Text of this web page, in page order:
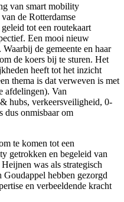
van smart mobility
de Rotterdamse
tot een routekaart
Een mooi nieuw
de gemeente en haar
de koers bij te sturen. Het
heeft tot het inzicht
thema is dat verweven is met
afdelingen). Van
hubs, verkeersveiligheid, 0-
dus onmisbaar om
te komen tot een
getrokken en begeleid van
was als strategisch
Goudappel hebben gezorgd
en verbeeldende kracht